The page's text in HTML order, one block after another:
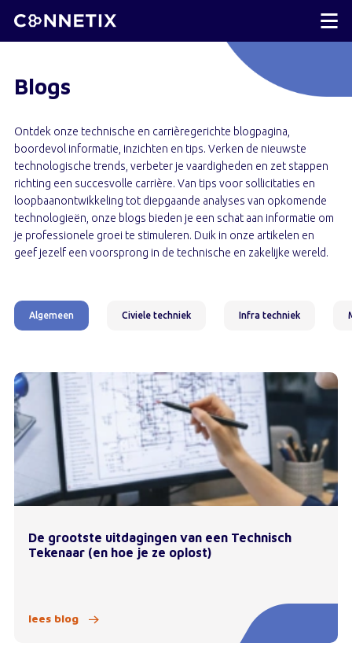
Blogs
Ontdek onze technische en carrièregerichte blogpagina,
boordevol informatie, inzichten en tips. Verken de nieuwste
technologische trends, verbeter je vaardigheden en zet stappen
richting een succesvolle carrière. Van tips voor sollicitaties en
loopbaanontwikkeling tot diepgaande analyses van opkomende
technologieën, onze blogs bieden je een schat aan informatie om
je professionele groei te stimuleren. Duik in onze artikelen en
geef jezelf een voorsprong in de technische en zakelijke wereld.
Algemeen Civiele techniek Infra techniek
De grootste uitdagingen van een Technisch
Tekenaar (en hoe je ze oplost)
lees blog